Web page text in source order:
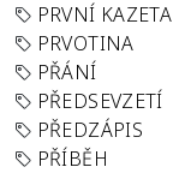
PRVNÍ KAZETA
PRVOTINA
PŘÁNÍ
PŘEDSEVZETÍ
PŘEDZÁPIS
PŘÍBĚH